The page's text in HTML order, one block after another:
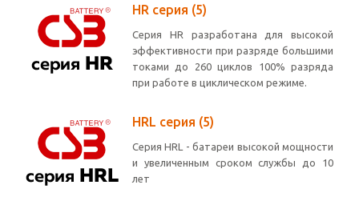
HR серия (5)
Серия HR разработана для высокой
эффективности при разряде большими
токами до 260 циклов 100% разряда
при работе в циклическом режиме.
HRL серия (5)
Серия HRL - батареи высокой мощности
и увеличенным сроком службы до 10
лет